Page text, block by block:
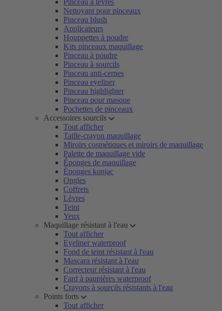
Pinceau à lèvres
Nettoyant pour pinceaux
Pinceau blush
Applicateurs
Houppettes à poudre
Kits pinceaux maquillage
Pinceau à poudre
Pinceau à sourcils
Pinceau anti-cernes
Pinceau eyeliner
Pinceau highlighter
Pinceau pour masque
Pochettes de pinceaux
Accessoires sourcils
Tout afficher
Taille-crayon maquillage
Miroirs cosmétiques et miroirs de maquillage
Palette de maquillage vide
Éponges de maquillage
Éponges konjac
Ongles
Coffrets
Lèvres
Teint
Yeux
Maquillage résistant à l'eau
Tout afficher
Eyeliner waterproof
Fond de teint résistant à l'eau
Mascara résistant à l'eau
Correcteur résistant à l'eau
Fard à paupières waterproof
Crayons à sourcils résistants à l'eau
Points forts
Tout afficher